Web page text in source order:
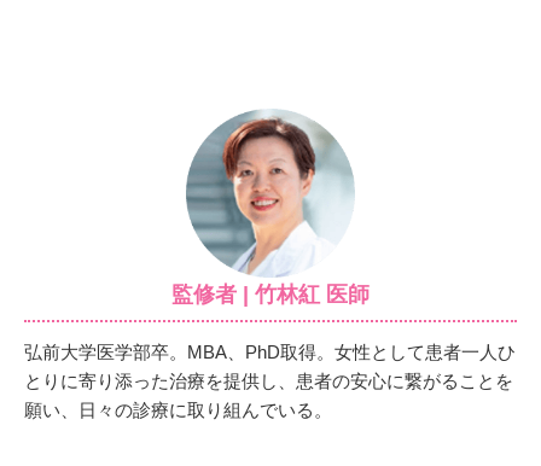
監修者 | 竹林紅 医師
弘前大学医学部卒。MBA、PhD取得。女性として患者一人ひ
とりに寄り添った治療を提供し、患者の安心に繋がることを
願い、日々の診療に取り組んでいる。